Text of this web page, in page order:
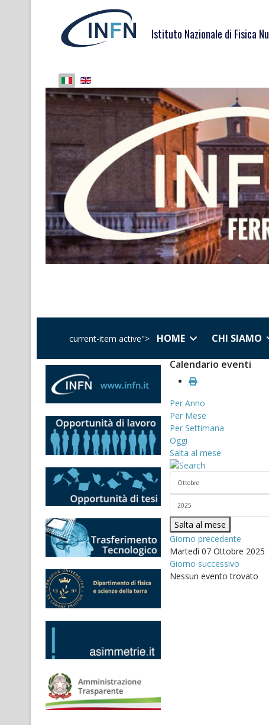
Istituto Nazionale di Fisica
Seleziona la tua lingua
current-item active"> HOME CHI SIAMO
Calendario eventi
Per Anno
Per Mese
Per Settimana
Oggi
Salta al mese
Salta al mese
Giorno precedente
Martedì 07 Ottobre 2025
Giorno successivo
Nessun evento trovato